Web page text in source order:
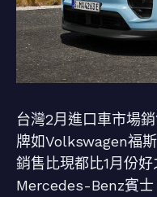
台灣2月進口車市場
牌如Volkswagen福
銷售比現都比1月份
Mercedes-Benz賓士